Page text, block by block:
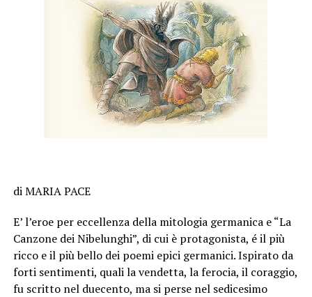
di MARIA PACE
E’ l’eroe per eccellenza della mitologia germanica e “La
Canzone dei Nibelunghi”, di cui è protagonista, é il più
ricco e il più bello dei poemi epici germanici. Ispirato da
forti sentimenti, quali la vendetta, la ferocia, il coraggio,
fu scritto nel duecento, ma si perse nel sedicesimo